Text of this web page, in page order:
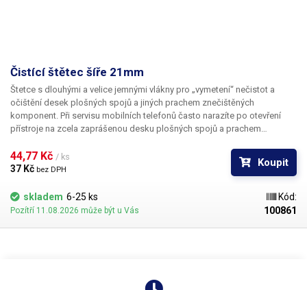
Čistící štětec šíře 21mm
Štetce s dlouhými a velice jemnými vlákny pro „vymetení“ nečistot a
očištění desek plošných spojů a jiných prachem znečištěných
komponent. Při servisu mobilních telefonů často narazíte po otevření
přístroje na zcela zaprášenou desku plošných spojů a prachem
reproduktoru… Popisovaný čistící nástroj vám pomůže zbavit díly
nečistot. K dispozici jsou štetce v několika šířkách a to 28, 21, 12, 11 a
44,77 Kč / ks
37 Kč bez DPH
Koupit
skladem 6-25 ks
Pozítří 11.08.2026 může být u Vás
Kód:
100861